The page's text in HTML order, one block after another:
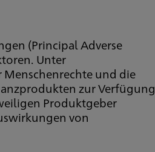
(Principal Adverse
Unter
und die
zur Verfügung
Produktgeber
von